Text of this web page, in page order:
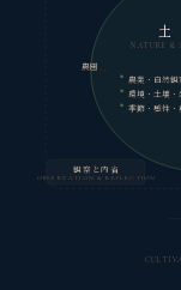
観察と内省
OBSERVATION & REFLECTION
土
NATURE &
農業・自然観
環境・土壌・
季節・感性・
農園